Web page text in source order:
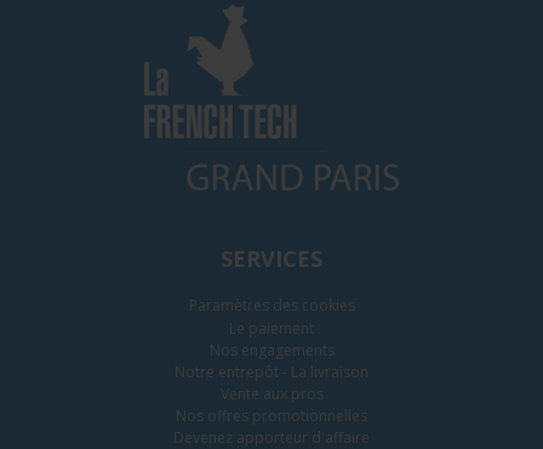
SERVICES
Paramètres des cookies
Le paiement
Nos engagements
Notre entrepôt - La livraison
Vente aux pros
Nos offres promotionnelles
Devenez apporteur d'affaire